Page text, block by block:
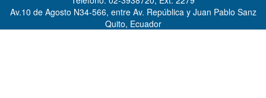
Av.10 de Agosto N34-566, entre Av. República y Juan Pablo Sanz
Quito, Ecuador